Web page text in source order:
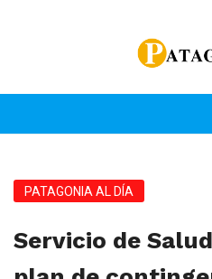
PATAGONIA AL DÍA
Servicio de